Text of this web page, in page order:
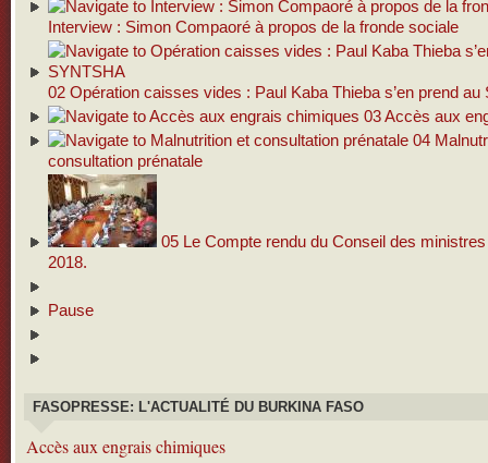
Interview : Simon Compaoré à propos de la fronde sociale
02 Opération caisses vides : Paul Kaba Thieba s’en prend au
03Accès aux
04
consultation prénatale
05 Le Compte rendu du Conseil des
2018.
Pause
FASOPRESSE: L'ACTUALITÉ DU BURKINA FASO
Accès aux engrais chimiques